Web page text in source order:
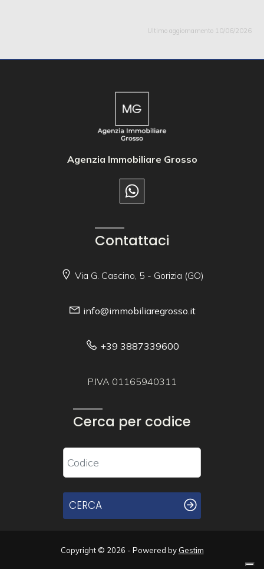
Ultimo aggiornamento 10/06/2026
Agenzia Immobiliare Grosso
Contattaci
Via G. Cascino, 5 - Gorizia (GO)
info@immobiliaregrosso.it
+39 3887339600
P.IVA 01165940311
Cerca per codice
CERCA
Copyright © 2026 - Powered by Gestim